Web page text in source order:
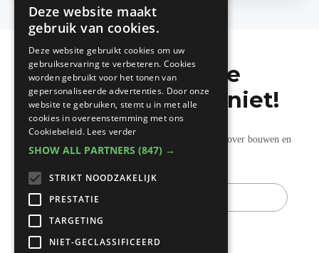
Mis de laatste
bouwnieuwtjes niet!
Ontvang onze wekelijkse updates vol nuttige tips over bouwen en
verbouwen.
E-
mail
Deze website maakt
gebruik van cookies.
Deze website gebruikt cookies om uw
gebruikservaring te verbeteren. Cookies
worden gebruikt voor het tonen van
gepersonaliseerde advertenties. Door onze
website te gebruiken, stemt u in met alle
cookies in overeenstemming met ons
Cookiebeleid. Lees verder
SHOW ALL PARTNERS (847) →
STRIKT NOODZAKELIJK
PRESTATIE
TARGETING
NIET-GECLASSIFICEERD